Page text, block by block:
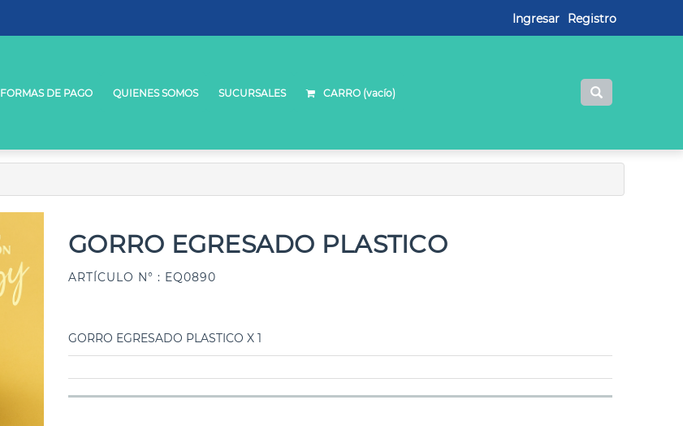
Ingresar Registro
FORMAS DE PAGO QUIENES SOMOS SUCURSALES CARRO (vacío)
GORRO EGRESADO PLASTICO
ARTÍCULO N° : EQ0890
GORRO EGRESADO PLASTICO X 1